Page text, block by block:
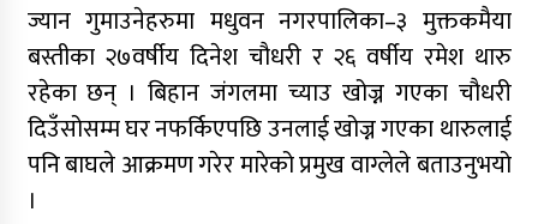
जुम्लामा बेहोस अवस्थामा फेला परेका युवाको मृत्यु
ज्यान गुमाउनेहरुमा मधुवन नगरपालिका–३ मुक्तकमैया
बस्तीका २७वर्षीय दिनेश चौधरी र २६ वर्षीय रमेश थारु
रहेका छन् । बिहान जंगलमा च्याउ खोज्न गएका चौधरी
दिउँसोसम्म घर नफर्किएपछि उनलाई खोज्न गएका थारुलाई
पनि बाघले आक्रमण गरेर मारेको प्रमुख वाग्लेले बताउनुभयो
।